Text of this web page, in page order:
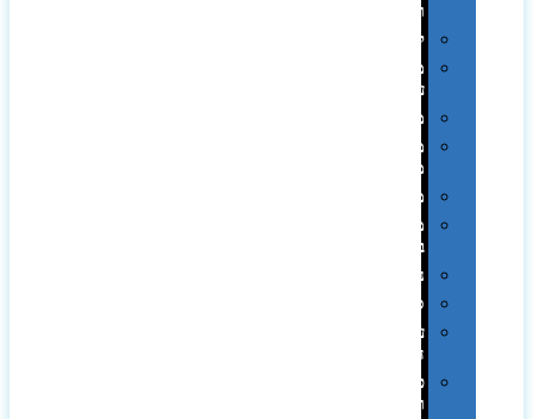
ופנסים
למטבח
מוצרי
עור
מחברות
מחזיקי
מפתחות
משחקים
מתנה
בפחית
נסיעות
ספורט
על
השולחן…
פינוק
וספא